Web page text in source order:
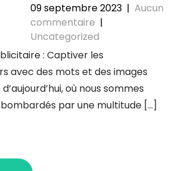
09 septembre 2023 | Aucun
commentaire |
Uncategorized
: Captiver les
avec des mots et des images
où nous sommes
par une multitude […]